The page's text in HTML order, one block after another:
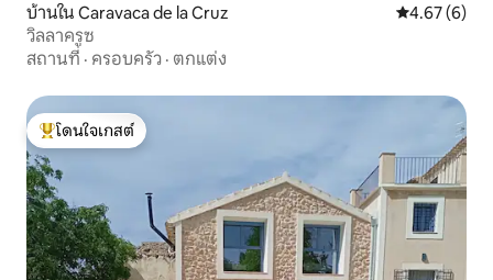
บ้านใน Caravaca de la Cruz คะแนนเฉลี่ย
4.67 (6)
วิลลาครูซ
สถานที่ · ครอบครัว · ตกแต่ง
โดนใจเกสต์ที่สุด
โดนใจเกสต์